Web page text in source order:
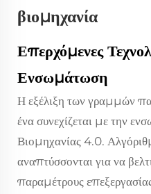
βιομηχανία
Επερχόμενες
Ενσωμάτωση
Η εξέλιξη των γραμμών
ένα συνεχίζεται με την
Βιομηχανίας 4.0.
αναπτύσσονται για να
παραμέτρους